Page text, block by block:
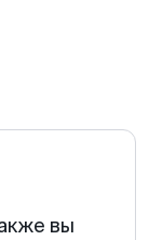
вы